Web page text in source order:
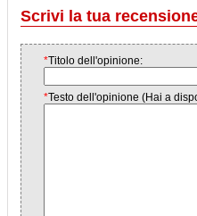
Scrivi la tua
*Titolo dell'opinione:
*Testo dell'opinione (Hai a